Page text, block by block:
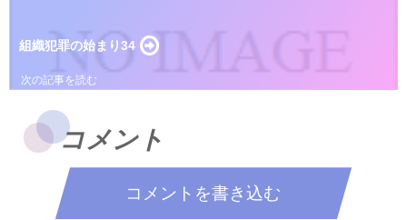
組織犯罪の始まり34
コメント
コメントを書き込む